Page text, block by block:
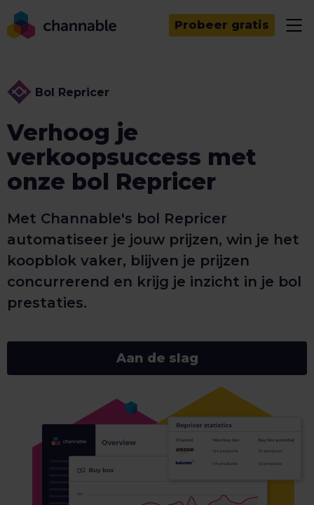
Probeer gratis
Bol Repricer
Verhoog je
verkoopsuccess met
onze bol Repricer
Met Channable's bol Repricer
automatiseer je jouw prijzen, win je het
koopblok vaker, blijven je prijzen
concurrerend en krijg je inzicht in je bol
prestaties.
Aan de slag